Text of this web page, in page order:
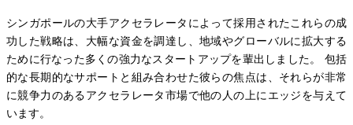
シンガポールの大手アクセラレータによって採用されたこれらの成
功した戦略は、大幅な資金を調達し、地域やグローバルに拡大する
ために行なった多くの強力なスタートアップを輩出しました。 包括
的な長期的なサポートと組み合わせた彼らの焦点は、それらが非常
に競争力のあるアクセラレータ市場で他の人の上にエッジを与えて
います。